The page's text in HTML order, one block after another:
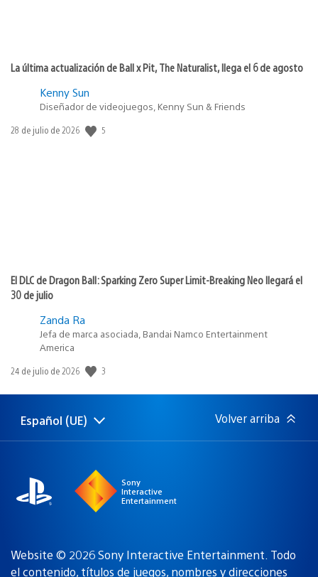
La última actualización de Ball x Pit, The Naturalist, llega el 6 de agosto
Kenny Sun
Diseñador de videojuegos, Kenny Sun & Friends
Fecha
28 de julio de 2026 5
El DLC de Dragon Ball: Sparking Zero Super Limit-Breaking Neo llegará el
30 de julio
Zanda Ra
Jefa de marca asociada, Bandai Namco Entertainment
America
Fecha
publicación:
24 de julio de 2026 3
Selecciona
una
Región
actual:
Español (UE) Volver arriba
Sony
Interactive
Entertainment
Website © 2026 Sony Interactive Entertainment. Todo
el contenido, títulos de juegos, nombres y direcciones